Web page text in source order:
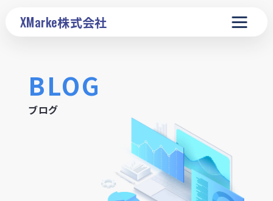
XMarke株式会社
BLOG
ブログ